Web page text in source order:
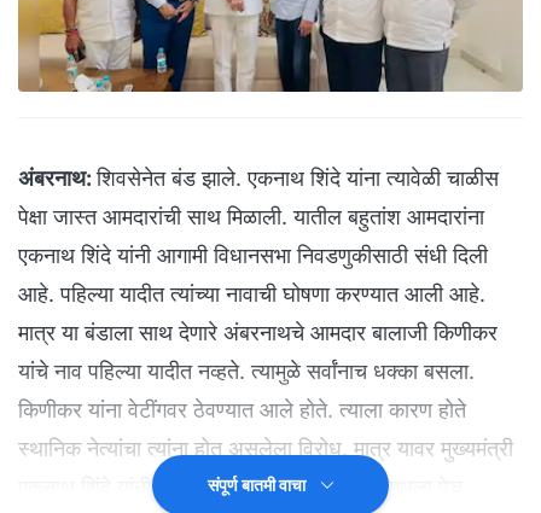
अंबरनाथ: शिवसेनेत बंड झाले. एकनाथ शिंदे यांना त्यावेळी चाळीस
पेक्षा जास्त आमदारांची साथ मिळाली. यातील बहुतांश आमदारांना
एकनाथ शिंदे यांनी आगामी विधानसभा निवडणुकीसाठी संधी दिली
आहे. पहिल्या यादीत त्यांच्या नावाची घोषणा करण्यात आली आहे.
मात्र या बंडाला साथ देणारे अंबरनाथचे आमदार बालाजी किणीकर
यांचे नाव पहिल्या यादीत नव्हते. त्यामुळे सर्वांनाच धक्का बसला.
किणीकर यांना वेटींगवर ठेवण्यात आले होते. त्याला कारण होते
स्थानिक नेत्यांचा त्यांना होत असलेला विरोध. मात्र यावर मुख्यमंत्री
एकनाथ शिंदे यांनी तोडगा काढला असून अंबरनाथ मधला पेच
संपूर्ण बातमी वाचा